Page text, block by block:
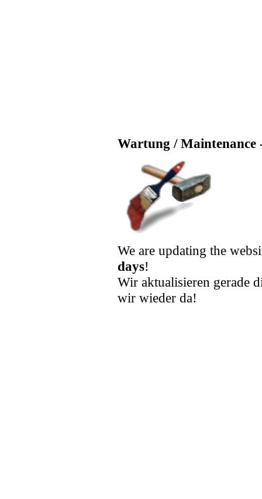
Wartung / Maintenance
We are updating the
days!
Wir aktualisieren gerade
wir wieder da!